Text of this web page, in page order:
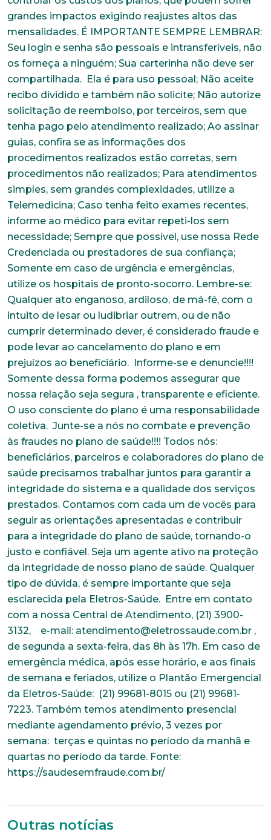
Outras notícias
Estado Civil
Escolaridade
Sexo
Masculino
Feminino Outros
Área de interesse